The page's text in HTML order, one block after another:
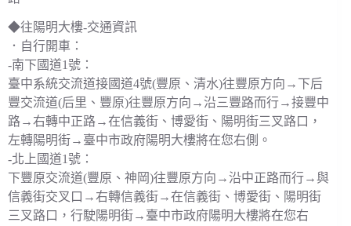
◆往陽明大樓-交通資訊
．自行開車：
-南下國道1號：
臺中系統交流道接國道4號(豐原、清水)往豐原方向→下后
豐交流道(后里、豐原)往豐原方向→沿三豐路而行→接豐中
路→右轉中正路→在信義街、博愛街、陽明街三叉路口，
左轉陽明街→臺中市政府陽明大樓將在您右側。
-北上國道1號：
下豐原交流道(豐原、神岡)往豐原方向→沿中正路而行→與
信義街交叉口→右轉信義街→在信義街、博愛街、陽明街
三叉路口，行駛陽明街→臺中市政府陽明大樓將在您右